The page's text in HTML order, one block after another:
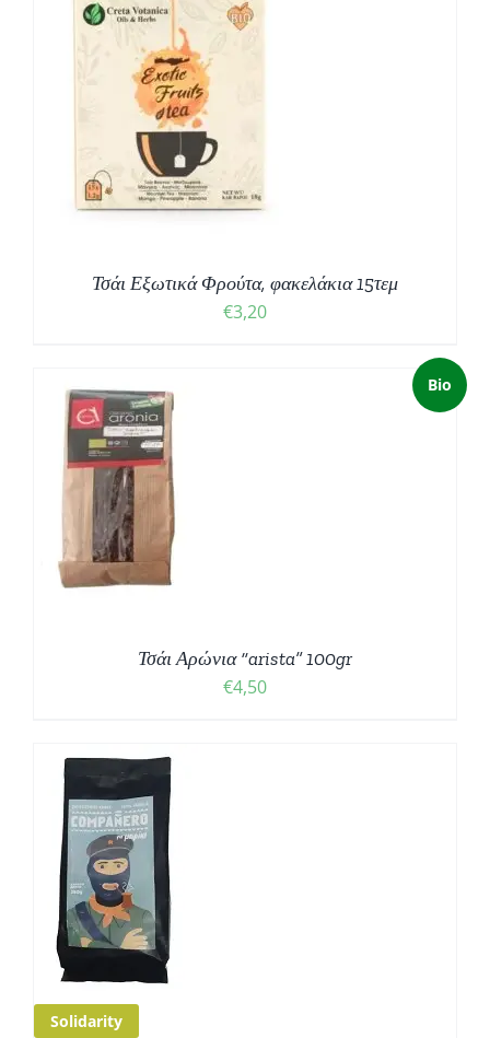
Τσάι Εξωτικά Φρούτα, φακελάκια 15τεμ
€3,20
Bio
Τσάι Αρώνια “arista” 100gr
€4,50
Solidarity